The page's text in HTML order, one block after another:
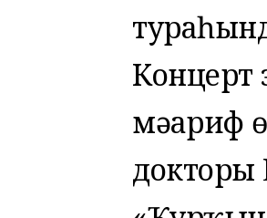
Концерт
мәғариф